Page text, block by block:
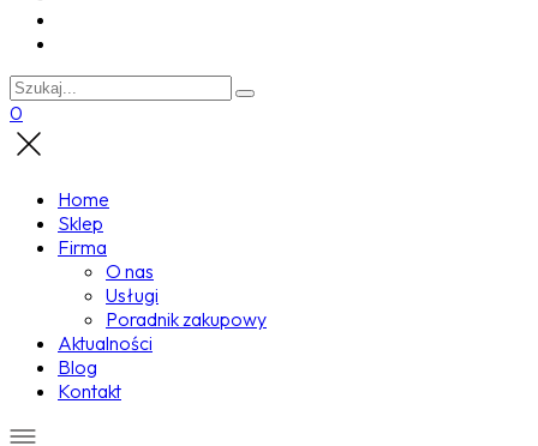
0
Home
Sklep
Firma
O nas
Usługi
Poradnik zakupowy
Aktualności
Blog
Kontakt